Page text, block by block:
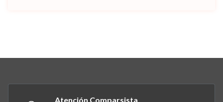
Atención Comparsista